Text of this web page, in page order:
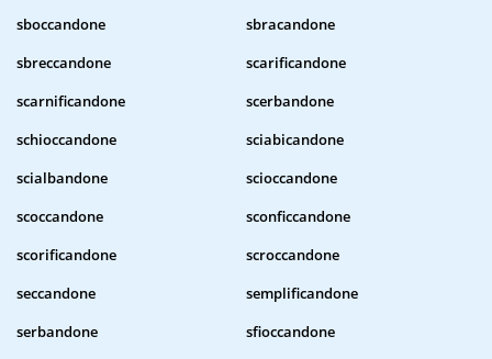
sboccandone
sbracandone
sbreccandone
scarificandone
scarnificandone
scerbandone
schioccandone
sciabicandone
scialbandone
scioccandone
scoccandone
sconficcandone
scorificandone
scroccandone
seccandone
semplificandone
serbandone
sfioccandone